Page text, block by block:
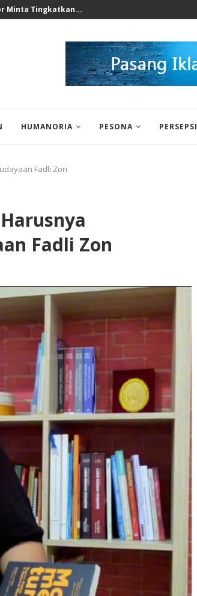
Perkuat...
HUMANORIA PESONA PERSEPSI
Fadli Zon
Fadli Zon